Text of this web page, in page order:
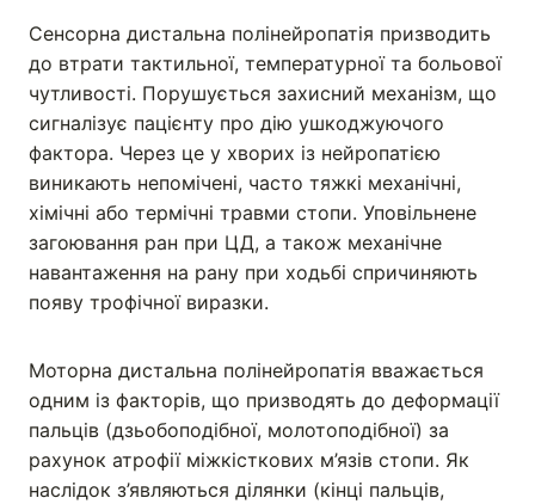
Сенсорна дистальна полінейропатія призводить
до втрати тактильної, температурної та больової
чутливості. Порушується захисний механізм, що
сигналізує пацієнту про дію ушкоджуючого
фактора. Через це у хворих із нейропатією
виникають непомічені, часто тяжкі механічні,
хімічні або термічні травми стопи. Уповільнене
загоювання ран при ЦД, а також механічне
навантаження на рану при ходьбі спричиняють
появу трофічної виразки.
Моторна дистальна полінейропатія вважається
одним із факторів, що призводять до деформації
пальців (дзьобоподібної, молотоподібної) за
рахунок атрофії міжкісткових м’язів стопи. Як
наслідок з’являються ділянки (кінці пальців,